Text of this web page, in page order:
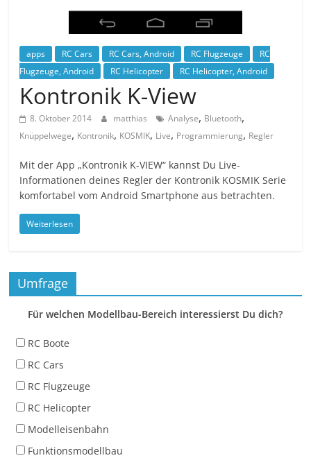
apps RC Cars RC Cars, Android RC Flugzeuge
RC
Flugzeuge, Android
RC Helicopter RC Helicopter, Android
Kontronik K-View
8. Oktober 2014 matthias Analyse, Bluetooth,
Knüppelwege, Kontronik, KOSMIK, Live, Programmierung, Regler
Mit der App „Kontronik K-VIEW“ kannst Du Live-
Informationen deines Regler der Kontronik KOSMIK Serie
komfortabel vom Android Smartphone aus betrachten.
Weiterlesen
Umfrage
Für welchen Modellbau-Bereich interessierst Du dich?
RC Boote
RC Cars
RC Flugzeuge
RC Helicopter
Modelleisenbahn
Funktionsmodellbau